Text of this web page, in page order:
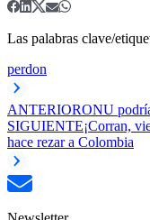
Las palabras clave/
perdon
ANTERIORONU
SIGUIENTE¡Corran,
hace rezar a Colombia